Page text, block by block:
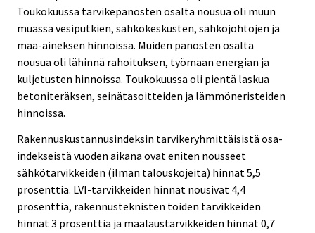
Toukokuussa tarvikepanosten osalta nousua oli muun
muassa vesiputkien, sähkökeskusten, sähköjohtojen ja
maa-aineksen hinnoissa. Muiden panosten osalta
nousua oli lähinnä rahoituksen, työmaan energian ja
kuljetusten hinnoissa. Toukokuussa oli pientä laskua
betoniteräksen, seinätasoitteiden ja lämmöneristeiden
hinnoissa.
Rakennuskustannusindeksin tarvikeryhmittäisistä osa-
indekseistä vuoden aikana ovat eniten nousseet
sähkötarvikkeiden (ilman talouskojeita) hinnat 5,5
prosenttia. LVI-tarvikkeiden hinnat nousivat 4,4
prosenttia, rakennusteknisten töiden tarvikkeiden
hinnat 3 prosenttia ja maalaustarvikkeiden hinnat 0,7